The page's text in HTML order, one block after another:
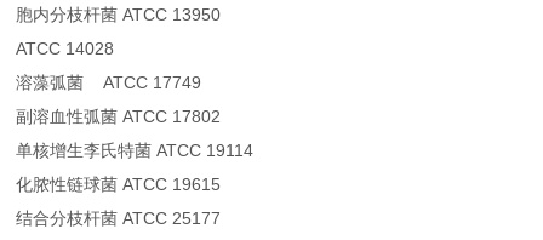
胞内分枝杆菌 ATCC 13950
ATCC 14028
溶藻弧菌 ATCC 17749
副溶血性弧菌 ATCC 17802
单核增生李氏特菌 ATCC 19114
化脓性链球菌 ATCC 19615
结合分枝杆菌 ATCC 25177